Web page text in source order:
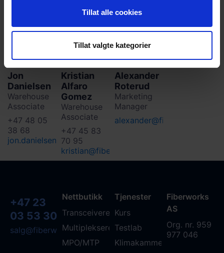
Tillat alle cookies
Tillat valgte kategorier
Jon
Danielsen
Warehouse
Associate
+47 48 05
38 68
jon.danielsen@fiberworks.no
Kristian
Alfaro
Gomez
Warehouse
Associate
+47 45 83
70 95
kristian@fiberworks.no
Alexander
Roterud
Marketing
Manager
alexander@fiberworks.no
+47 23
03 53 30
salg@fiberworks.no
Nettbutikk
Transceivere
Multipleksere
MPO/MTP
Tjenester
Kurs
Testlab
Klimakammer
Fiberworks
AS
Org. nr. 959
977 046